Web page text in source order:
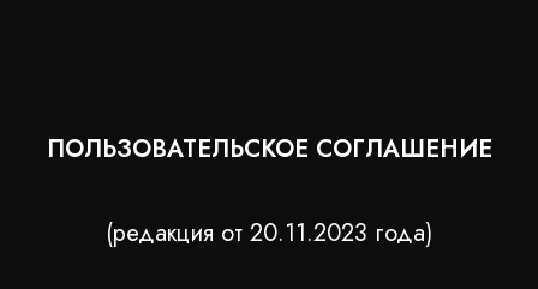
ПОЛЬЗОВАТЕЛЬСКОЕ СОГЛАШЕНИЕ
(редакция от 20.11.2023 года)